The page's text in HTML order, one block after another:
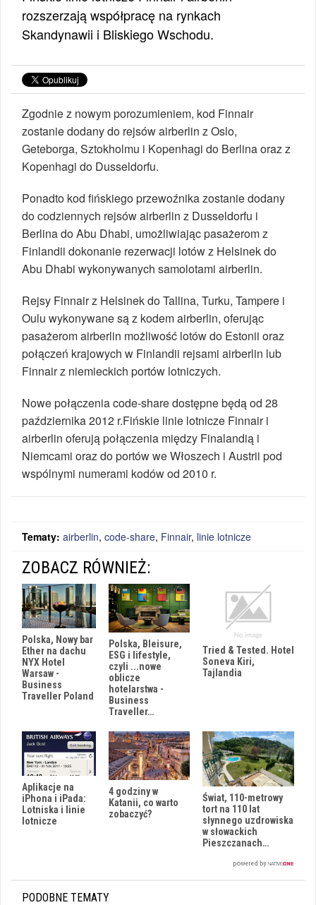
rozszerzają współpracę na rynkach
Skandynawii i Bliskiego Wschodu.
Zgodnie z nowym porozumieniem, kod Finnair
zostanie dodany do rejsów airberlin z Oslo,
Geteborga, Sztokholmu i Kopenhagi do Berlina oraz z
Kopenhagi do Dusseldorfu.
Ponadto kod fińskiego przewoźnika zostanie dodany
do codziennych rejsów airberlin z Dusseldorfu i
Berlina do Abu Dhabi, umożliwiając pasażerom z
Finlandii dokonanie rezerwacji lotów z Helsinek do
Abu Dhabi wykonywanych samolotami airberlin.
Rejsy Finnair z Helsinek do Tallina, Turku, Tampere i
Oulu wykonywane są z kodem airberlin, oferując
pasażerom airberlin możliwość lotów do Estonii oraz
połączeń krajowych w Finlandii rejsami airberlin lub
Finnair z niemieckich portów lotniczych.
Nowe połączenia code-share dostępne będą od 28
października 2012 r.Fińskie linie lotnicze Finnair i
airberlin oferują połączenia między Finalandią i
Niemcami oraz do portów we Włoszech i Austrii pod
wspólnymi numerami kodów od 2010 r.
Tematy: airberlin, code-share, Finnair, linie lotnicze
ZOBACZ RÓWNIEŻ:
Polska, Nowy bar
Ether na dachu
NYX Hotel
Warsaw -
Business
Traveller Poland
Polska, Bleisure,
ESG i lifestyle,
czyli ...nowe
oblicze
hotelarstwa -
Business
Traveller…
Tried & Tested. Hotel
Soneva Kiri,
Tajlandia
Aplikacje na
iPhona i iPada:
Lotniska i linie
lotnicze
4 godziny w
Katanii, co warto
zobaczyć?
Świat, 110-metrowy
tort na 110 lat
słynnego uzdrowiska
w słowackich
Pieszczanach…
PODOBNE TEMATY